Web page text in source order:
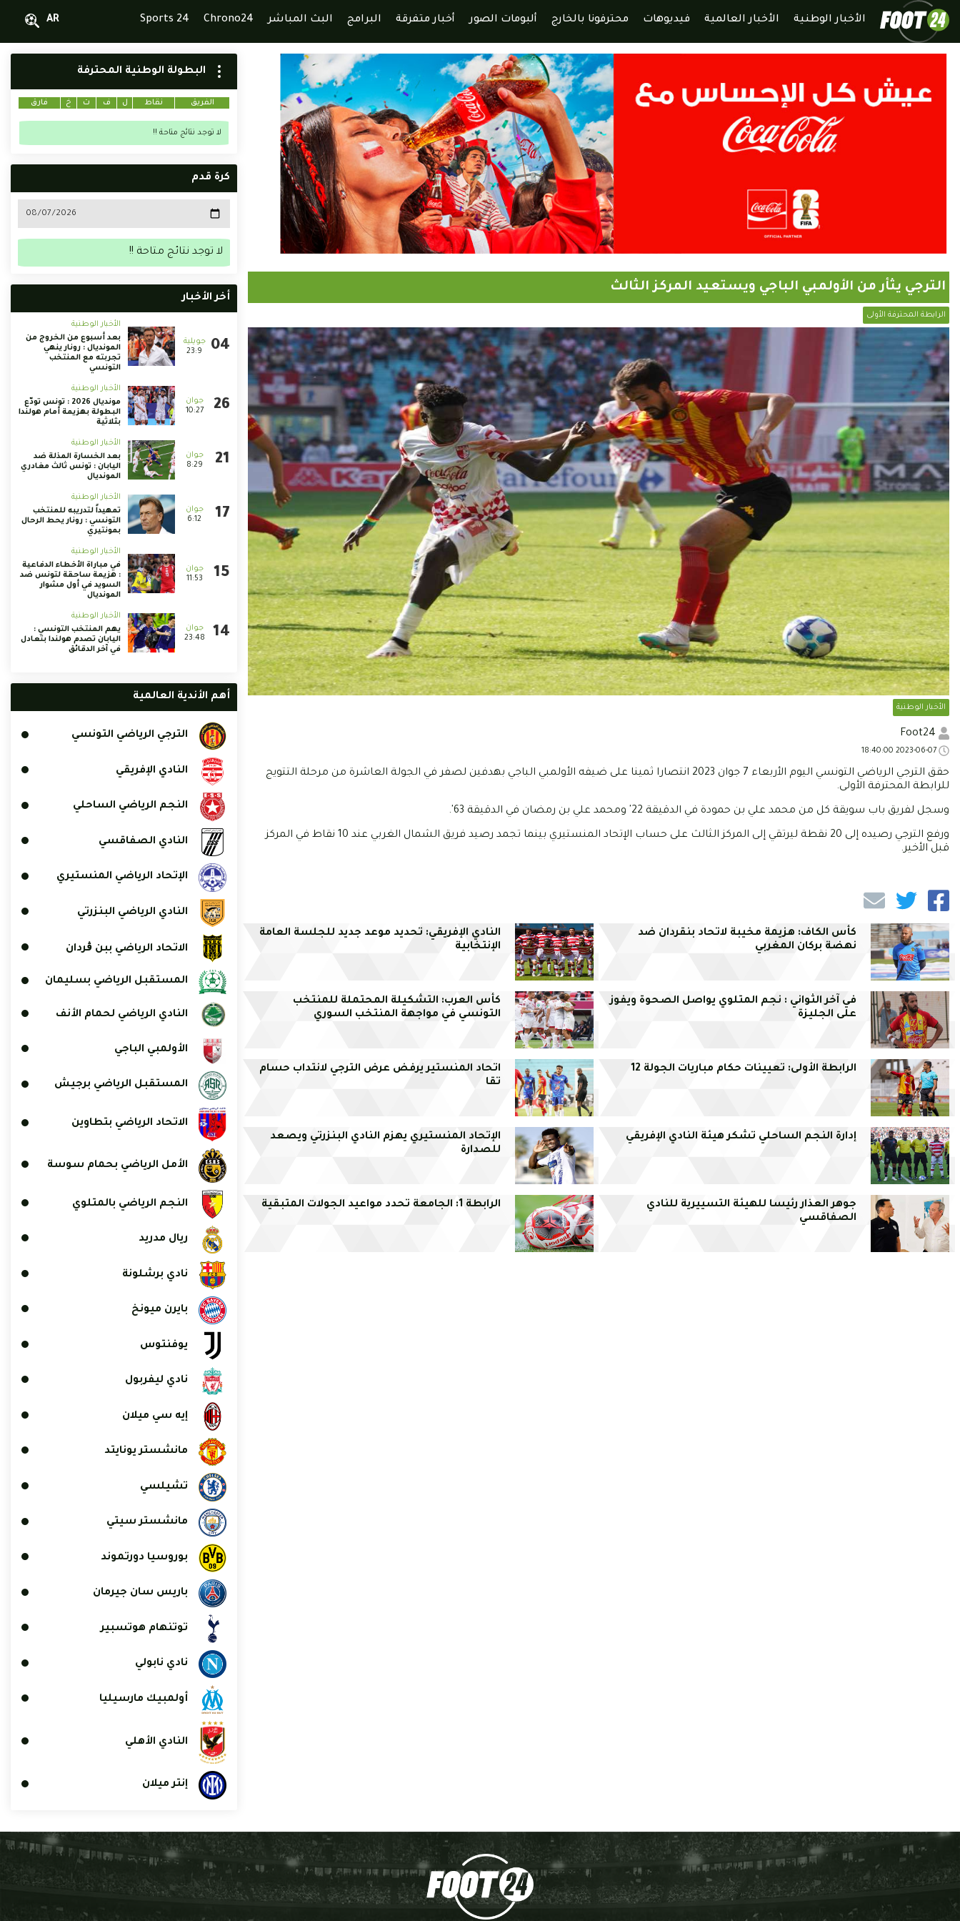
الأخبار الوطنية الأخبار العالمية فيديوهات محترفونا بالخارج ألبومات الصور أخبار متفرقة البرامج البث المباشر Chrono24
Sports 24
AR
الترجي يثأر من الأولمبي الباجي ويستعيد المركز الثالث
الرابطة المحترفة الأولى
الأخبار الوطنية
حقق الترجي الرياضي التونسي اليوم الأربعاء 7 جوان 2023 انتصارا ثمينا على ضيفه الأولمبي الباجي بهدفين لصفر في الجولة العاشرة من مرحلة التتويج
للرابطة المحترفة الأولى.
وسجل لفريق باب سويقة كل من محمد علي بن حمودة في الدقيقة 22' ومحمد علي بن رمضان في الدقيقة 63'.
ورفع الترجي رصيده إلى 20 نقطة ليرتقي إلى المركز الثالث على حساب الإتحاد المنستيري بينما تجمد رصيد فريق الشمال الغربي عند 10 نقاط في المركز
قبل الأخير.
كأس الكاف: هزيمة مخيبة لاتحاد بنقردان ضد
نهضة بركان المغربي
النادي الإفريقي: تحديد موعد جديد للجلسة العامة
الإنتخابية
في آخر الثواني : نجم المتلوي يواصل الصحوة ويفوز
على الجليزة
كأس العرب: التشكيلة المحتملة للمنتخب
التونسي في مواجهة المنتخب السوري
الرابطة الأولى: تعيينات حكام مباريات الجولة 12
اتحاد المنستير يرفض عرض الترجي لانتداب حسام
تقا
إدارة النجم الساحلي تشكر هيئة النادي الإفريقي
الإتحاد المنستيري يهزم النادي البنزرتي ويصعد
للصدارة
جوهر العذار رئيسا للهيئة التسييرية للنادي
الصفاقسي
الرابطة 1: الجامعة تحدد مواعيد الجولات المتبقية
البطولة الوطنية المحترفة
الفريق نقاط ل ف ت خ فارق
لا توجد نتائج متاحة !!
كرة قدم
لا توجد نتائج متاحة !!
أخر الأخبار
23:9
الأخبار الوطنية
بعد أسبوع من الخروج من
المونديال : رونار ينهي
تجربته مع المنتخب
التونسي
10:27
الأخبار الوطنية
مونديال 2026 : تونس تودّع
البطولة بهزيمة أمام هولندا
بثلاثية
8:29
الأخبار الوطنية
بعد الخسارة المذلة ضد
اليابان : تونس ثالث مغادري
المونديال
6:12
الأخبار الوطنية
تمهيداً لتدريبه للمنتخب
التونسي : رونار يحط الرحال
بمونتيري
11:53
الأخبار الوطنية
في مباراة الأخطاء الدفاعية
: هزيمة ساحقة لتونس ضد
السويد في أول مشوار
المونديال
23:48
الأخبار الوطنية
يهم المنتخب التونسي :
اليابان تصدم هولندا بتعادل
في آخر الدقائق
أهم الأندية العالمية
الترجي الرياضي التونسي
النادي الإفريقي
النجم الرياضي الساحلي
النادي الصفاقسي
الإتحاد الرياضي المنستيري
النادي الرياضي البنزرتي
الاتحاد الرياضي ببن ڨردان
المستقبل الرياضي بسليمان
النادي الرياضي لحمام الأنف
الأولمبي الباجي
المستقبل الرياضي برجيش
الاتحاد الرياضي بتطاوين
الأمل الرياضي بحمام سوسة
النجم الرياضي بالمتلوي
ريال مدريد
نادي برشلونة
بايرن ميونخ
يوفنتوس
نادي ليفربول
إيه سي ميلان
مانشستر يونايتد
تشيلسي
مانشستر سيتي
بوروسيا دورتموند
باريس سان جيرمان
توتنهام هوتسبير
نادي نابولي
أولمبيك مارسيليا
النادي الأهلي
إنتر ميلان